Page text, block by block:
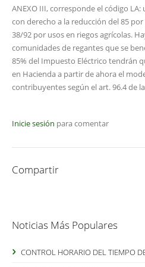
ANEXO III, corresponde el código
con derecho a la reducción del 85
38/92 por usos en riegos agrícolas.
comunidades de regantes que se
85% del Impuesto Eléctrico tendrán
en Hacienda a partir de ahora el
contribuyentes según el art. 96.4 de
Inicie sesión para comentar
Compartir
Noticias Más Populares
CONTROL HORARIO DEL TIEMPO